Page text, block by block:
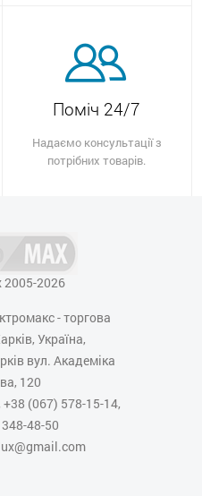
Поміч 24/7
Надаємо консультації з
потрібних товарів.
2005-2026
- торгова
Україна,
вул. Академіка
120
(067) 578-15-14,
48-50